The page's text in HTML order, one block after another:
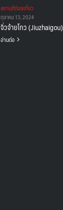
สถานทีท่องเที่ยว
ตุลาคม 13, 2024
จิ่วจ้ายโกว (Jiuzhaigou)
อ่านต่อ